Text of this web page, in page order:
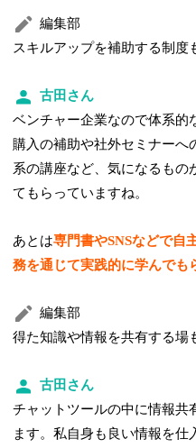
編集部
スキルアップを補助する制度
古田さん
ベンチャー企業なので体系的
購入の補助や社外セミナーへ
系の講座など、気になるもの
てもらっていますね。
あとは専門書やSNSなどで自
務を通じて実践的に学んでも
編集部
得た知識や情報を共有する場
古田さん
チャットツールの中に情報共
ます。私自身も良い情報を仕